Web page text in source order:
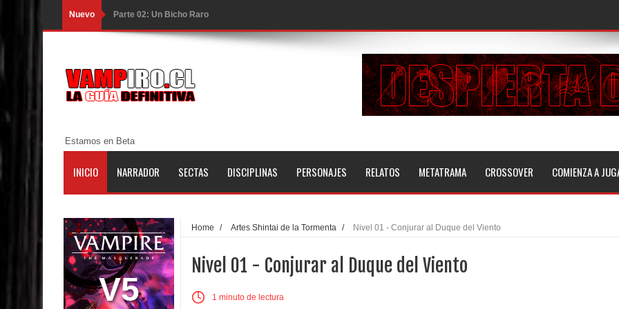
Nuevo Parte 02: Un Bicho Raro
Parte 01: Una Misión de Locos
Parte 10: El Secreto
Parte 08: Ultratumba
Parte 06: El Trato con los Muertos
Parte 05: Sitiados
Parte 04: Se Descubre el Pastel
Parte 03: Una Piraña en el Bidé
Estamos en Beta
INICIO NARRADOR SECTAS DISCIPLINAS PERSONAJES RELATOS METATRAMA CROSSOVER COMIENZA A
V5
Home / Artes Shintai de la Tormenta / Nivel 01 - Conjurar al Duque del Viento
Nivel 01 - Conjurar al Duque del Viento
1 minuto de lectura